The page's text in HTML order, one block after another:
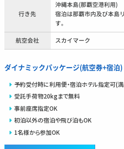
行き先
沖縄本島(那覇空港利用)
宿泊は那覇市内及び本島
す。
航空会社 スカイマーク
ダイナミックパッケージ(航空券+宿泊)
予約受付時に利用便・宿泊ホテル指定可(満
受託手荷物20kgまで無料
事前座席指定OK
初泊以外の宿泊や飛び泊もOK
1名様から参加OK